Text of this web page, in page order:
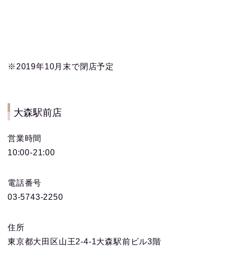
※2019年10月末で閉店予定
大森駅前店
営業時間
10:00-21:00
電話番号
03-5743-2250
住所
東京都大田区山王2-4-1大森駅前ビル3階